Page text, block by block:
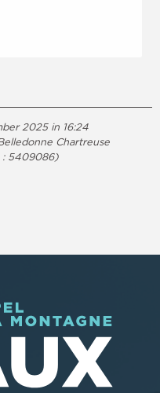
2025 in 16:24
Chartreuse
: 5409086)